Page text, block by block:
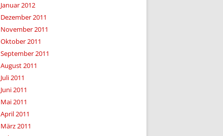
Januar 2012
Dezember 2011
November 2011
Oktober 2011
September 2011
August 2011
Juli 2011
Juni 2011
Mai 2011
April 2011
März 2011